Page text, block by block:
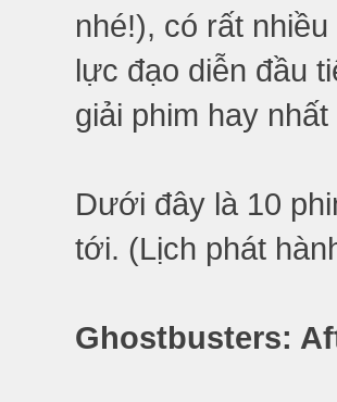
nhé!), có rất
lực đạo diễn đầu
giải phim hay
Dưới đây là 10
tới. (Lịch phát
Ghostbusters: